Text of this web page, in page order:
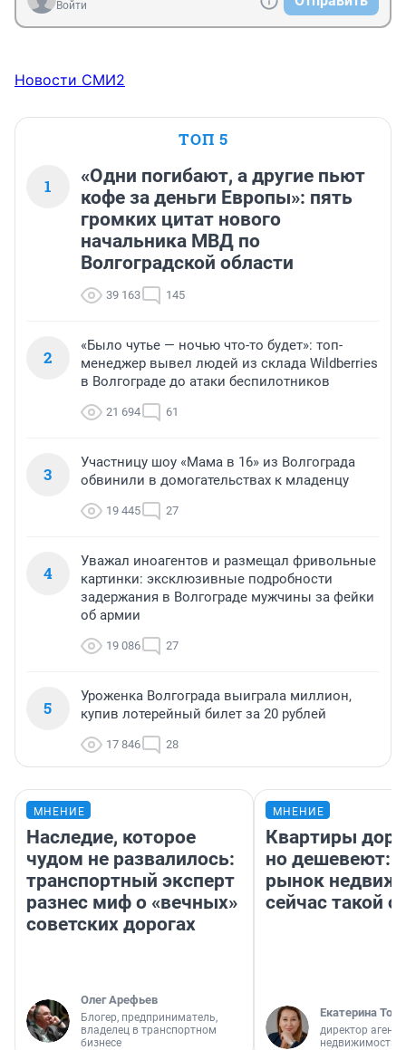
Войти
Новости СМИ2
ТОП 5
1
«Одни погибают, а другие пьют
кофе за деньги Европы»: пять
громких цитат нового
начальника МВД по
Волгоградской области
39 163 145
2
«Было чутье — ночью что-то будет»: топ-
менеджер вывел людей из склада Wildberries
в Волгограде до атаки беспилотников
21 694 61
3
Участницу шоу «Мама в 16» из Волгограда
обвинили в домогательствах к младенцу
19 445 27
4
Уважал иноагентов и размещал фривольные
картинки: эксклюзивные подробности
задержания в Волгограде мужчины за фейки
об армии
19 086 27
5
Уроженка Волгограда выиграла миллион,
купив лотерейный билет за 20 рублей
17 846 28
МНЕНИЕ
Наследие, которое
чудом не развалилось:
транспортный эксперт
разнес миф о «вечных»
советских дорогах
Олег Арефьев
Блогер, предприниматель,
владелец в транспортном
бизнесе
МНЕНИЕ
Квартиры
но дешевеют:
рынок
сейчас такой
Екатерина
директор
недвижимости